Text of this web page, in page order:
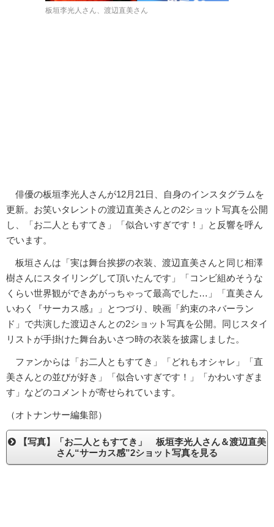
板垣李光人さん、渡辺直美さん
俳優の板垣李光人さんが12月21日、自身のインスタグラムを
更新。お笑いタレントの渡辺直美さんとの2ショット写真を公開
し、「お二人ともすてき」「似合いすぎです！」と反響を呼ん
でいます。
板垣さんは「実は舞台挨拶の衣装、渡辺直美さんと同じ相澤
樹さんにスタイリングして頂いたんです」「コンビ組めそうな
くらい世界観ができあがっちゃって最高でした…」「直美さん
いわく『サーカス感』」とつづり、映画「約束のネバーラン
ド」で共演した渡辺さんとの2ショット写真を公開。同じスタイ
リストが手掛けた舞台あいさつ時の衣装を披露しました。
ファンからは「お二人ともすてき」「どれもオシャレ」「直
美さんとの並びが好き」「似合いすぎです！」「かわいすぎま
す」などのコメントが寄せられています。
（オトナンサー編集部）
【写真】「お二人ともすてき」 板垣李光人さん＆渡辺直美
さん“サーカス感”2ショット写真を見る